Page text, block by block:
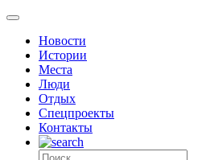
Новости
Истории
Места
Люди
Отдых
Спецпроекты
Контакты